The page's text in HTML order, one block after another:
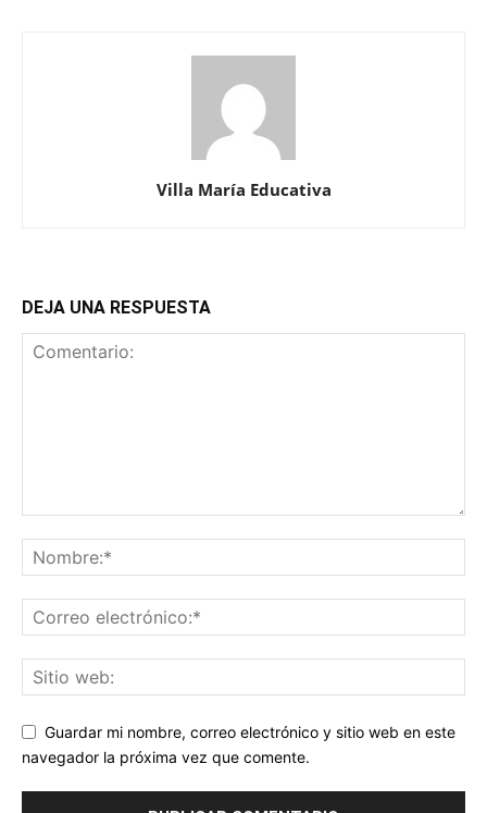
Villa María Educativa
DEJA UNA RESPUESTA
Guardar mi nombre, correo electrónico y sitio web en este
navegador la próxima vez que comente.